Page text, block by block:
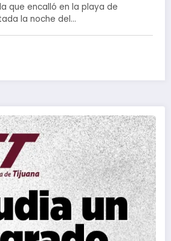
que encalló en la playa de
la noche del…